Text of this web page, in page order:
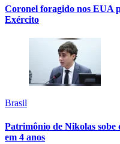
Coronel foragido nos EUA
Exército
Brasil
Patrimônio de Nikolas sobe
em 4 anos